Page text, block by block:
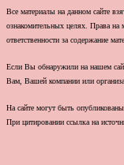
Все материалы на данном сайте
ознакомительных целях. Права на
ответственности за содержание
Если Вы обнаружили на нашем
Вам, Вашей компании или
На сайте могут быть
При цитировании ссылка на